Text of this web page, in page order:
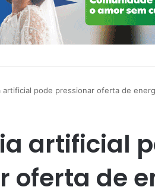
artificial pode pressionar oferta de
artificial
oferta de